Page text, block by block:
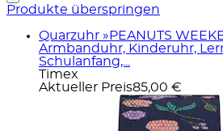
Produkte überspringen
Quarzuhr »PEANUTS
Armbanduhr, Kinderuhr,
Schulanfang,...
Timex
Aktueller Preis85,00 €